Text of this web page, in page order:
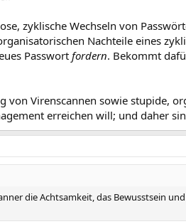
zyklische Wechseln von
Nachteile eines
Passwort fordern. Bekommt
von Virenscannen sowie stupide,
erreichen will; und daher
die Achtsamkeit, das Bewusstsein